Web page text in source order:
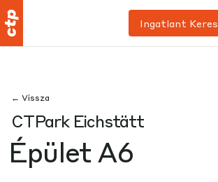
Ingatlant Keres
← Vissza
CTPark Eichstätt
Épület A6